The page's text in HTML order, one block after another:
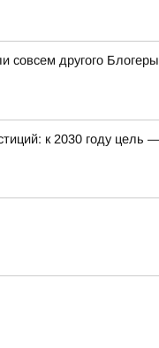
совсем другого
к 2030 году цель